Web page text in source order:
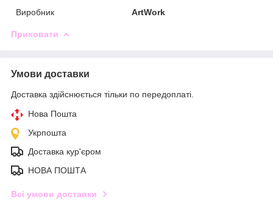
Виробник ArtWork
Приховати
Умови доставки
Доставка здійснюється тільки по передоплаті.
Нова Пошта
Укрпошта
Доставка кур'єром
НОВА ПОШТА
Всі умови доставки